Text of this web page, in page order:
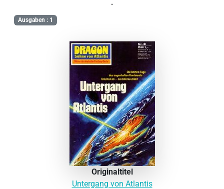
-
Ausgaben : 1
Originaltitel
Untergang von Atlantis